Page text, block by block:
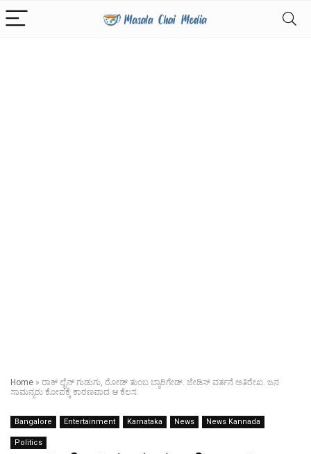
Home » ರಾಕ್ ಲೈನ್ ಗುಡುಗು, ರೋಡ್ ತುಂಬ ಬ್ಯಾರಿಗೇಡ್. ಜೇಡಿಸ್ ವರ್ತನೆ ಅತಿರೇಖ.‌ ಜನ
ಸಾಮನ್ಯರು ಕೋಪಕ್ಕೆ ಕಾರಣವಾದ ಆ ಕೆಲಸ.
Bangalore Entertainment Karnataka News News Kannada
Politics